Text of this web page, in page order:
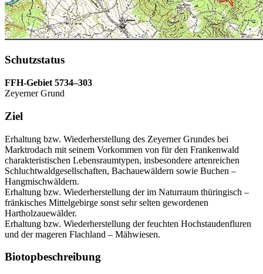
Schutzstatus
FFH-Gebiet 5734–303
Zeyerner Grund
Ziel
Erhaltung bzw. Wiederherstellung des Zeyerner Grundes bei
Marktrodach mit seinem Vorkommen von für den Frankenwald
charakteristischen Lebensraumtypen, insbesondere artenreichen
Schluchtwaldgesellschaften, Bachauewäldern sowie Buchen –
Hangmischwäldern.
Erhaltung bzw. Wiederherstellung der im Naturraum thüringisch –
fränkisches Mittelgebirge sonst sehr selten gewordenen
Hartholzauewälder.
Erhaltung bzw. Wiederherstellung der feuchten Hochstaudenfluren
und der mageren Flachland – Mähwiesen.
Biotopbeschreibung